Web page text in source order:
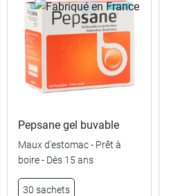
Pepsane gel buvable
Maux d'estomac - Prêt à
boire - Dès 15 ans
30 sachets